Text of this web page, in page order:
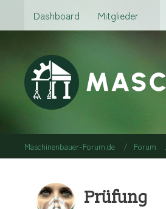
Dashboard Mitglieder
Maschinenbauer-Forum.de Forum
Prüfung